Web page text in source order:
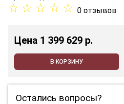
☆ ☆ ☆ ☆ ☆ 0 отзывов
Цена 1 399 629 p.
В КОРЗИНУ
Остались вопросы?